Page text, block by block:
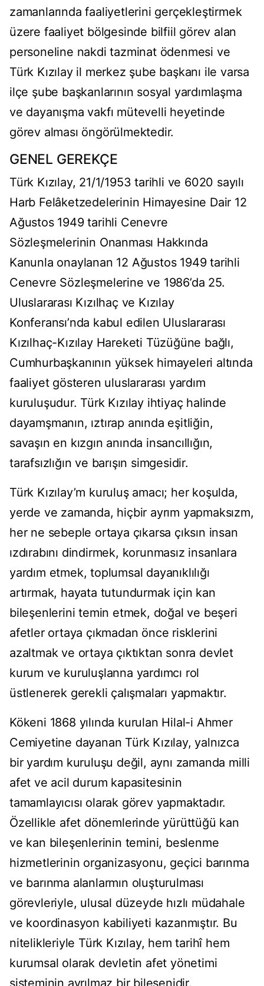
zamanlarında faaliyetlerini gerçekleştirmek
üzere faaliyet bölgesinde bilfiil görev alan
personeline nakdi tazminat ödenmesi ve
Türk Kızılay il merkez şube başkanı ile varsa
ilçe şube başkanlarının sosyal yardımlaşma
ve dayanışma vakfı mütevelli heyetinde
görev alması öngörülmektedir.
GENEL GEREKÇE
Türk Kızılay, 21/1/1953 tarihli ve 6020 sayılı
Harb Felâketzedelerinin Himayesine Dair 12
Ağustos 1949 tarihli Cenevre
Sözleşmelerinin Onanması Hakkında
Kanunla onaylanan 12 Ağustos 1949 tarihli
Cenevre Sözleşmelerine ve 1986’da 25.
Uluslararası Kızılhaç ve Kızılay
Konferansı’nda kabul edilen Uluslararası
Kızılhaç-Kızılay Hareketi Tüzüğüne bağlı,
Cumhurbaşkanının yüksek himayeleri altında
faaliyet gösteren uluslararası yardım
kuruluşudur. Türk Kızılay ihtiyaç halinde
dayamşmanın, ıztırap anında eşitliğin,
savaşın en kızgın anında insancıllığın,
tarafsızlığın ve barışın simgesidir.
Türk Kızılay’m kuruluş amacı; her koşulda,
yerde ve zamanda, hiçbir ayrım yapmaksızm,
her ne sebeple ortaya çıkarsa çıksın insan
ızdırabını dindirmek, korunmasız insanlara
yardım etmek, toplumsal dayanıklılığı
artırmak, hayata tutundurmak için kan
bileşenlerini temin etmek, doğal ve beşeri
afetler ortaya çıkmadan önce risklerini
azaltmak ve ortaya çıktıktan sonra devlet
kurum ve kuruluşlanna yardımcı rol
üstlenerek gerekli çalışmaları yapmaktır.
Kökeni 1868 yılında kurulan Hilal-i Ahmer
Cemiyetine dayanan Türk Kızılay, yalnızca
bir yardım kuruluşu değil, aynı zamanda milli
afet ve acil durum kapasitesinin
tamamlayıcısı olarak görev yapmaktadır.
Özellikle afet dönemlerinde yürüttüğü kan
ve kan bileşenlerinin temini, beslenme
hizmetlerinin organizasyonu, geçici barınma
ve barınma alanlarmın oluşturulması
görevleriyle, ulusal düzeyde hızlı müdahale
ve koordinasyon kabiliyeti kazanmıştır. Bu
nitelikleriyle Türk Kızılay, hem tarihî hem
kurumsal olarak devletin afet yönetimi